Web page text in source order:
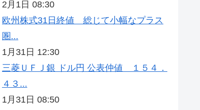
2月1日 08:30
欧州株式31日終値 総じて小幅なプラス
圏...
1月31日 12:30
三菱ＵＦＪ銀 ドル円 公表仲値 １５４．
４３...
1月31日 08:50